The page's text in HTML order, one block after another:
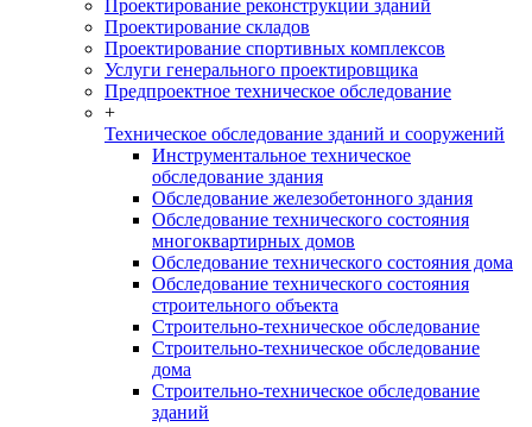
Проектирование реконструкции зданий
Проектирование складов
Проектирование спортивных комплексов
Услуги генерального проектировщика
Предпроектное техническое обследование
+
Техническое обследование зданий и сооружений
Инструментальное техническое
обследование здания
Обследование железобетонного здания
Обследование технического состояния
многоквартирных домов
Обследование технического состояния дома
Обследование технического состояния
строительного объекта
Строительно-техническое обследование
Строительно-техническое обследование
дома
Строительно-техническое обследование
зданий